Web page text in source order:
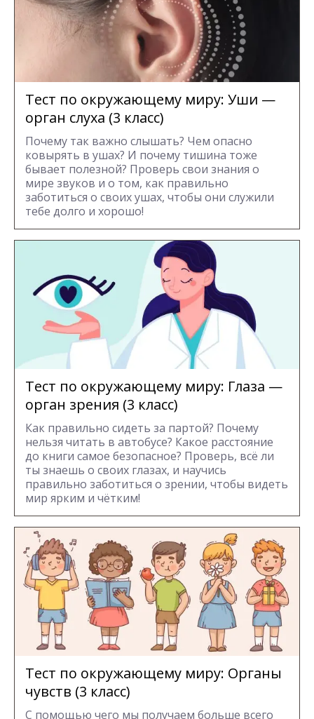
Тест по окружающему миру: Уши —
орган слуха (3 класс)
Почему так важно слышать? Чем опасно
ковырять в ушах? И почему тишина тоже
бывает полезной? Проверь свои знания о
мире звуков и о том, как правильно
заботиться о своих ушах, чтобы они служили
тебе долго и хорошо!
Тест по окружающему миру: Глаза —
орган зрения (3 класс)
Как правильно сидеть за партой? Почему
нельзя читать в автобусе? Какое расстояние
до книги самое безопасное? Проверь, всё ли
ты знаешь о своих глазах, и научись
правильно заботиться о зрении, чтобы видеть
мир ярким и чётким!
Тест по окружающему миру: Органы
чувств (3 класс)
С помощью чего мы получаем больше всего